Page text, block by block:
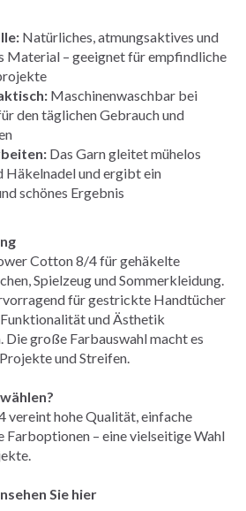
Natürliches, atmungsaktives und
Material – geeignet für empfindliche
Maschinenwaschbar bei
den täglichen Gebrauch und
Das Garn gleitet mühelos
Häkelnadel und ergibt ein
schönes Ergebnis
Cotton 8/4 für gehäkelte
Spielzeug und Sommerkleidung.
für gestrickte Handtücher
Funktionalität und Ästhetik
große Farbauswahl macht es
und Streifen.
hohe Qualität, einfache
Farboptionen – eine vielseitige Wahl
Sie hier